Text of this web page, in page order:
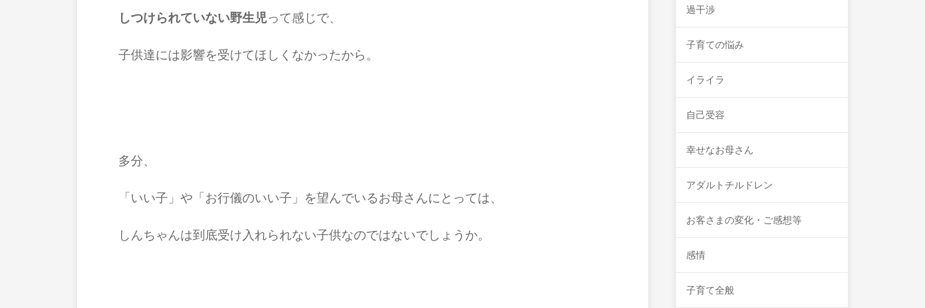
しつけられていない野生児って感じで、
子供達には影響を受けてほしくなかったから。
多分、
「いい子」や「お行儀のいい子」を望んでいるお母さんにとっては、
しんちゃんは到底受け入れられない子供なのではないでしょうか。
過干渉
子育ての悩み
イライラ
自己受容
幸せなお母さん
アダルトチルドレン
お客さまの変化・ご感想等
感情
子育て全般